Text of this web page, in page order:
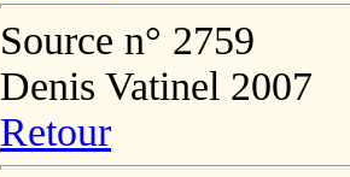
Source n° 2759
Denis Vatinel 2007
Retour